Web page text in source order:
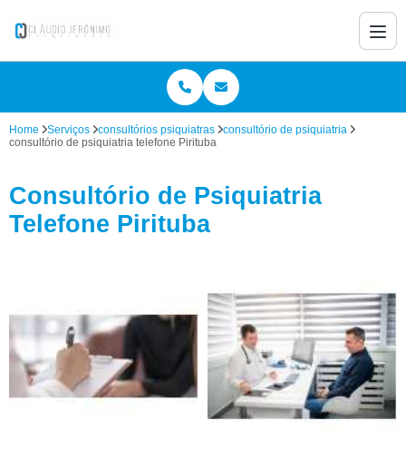
Home Serviços consultórios psiquiatras
consultório de psiquiatria
consultório de psiquiatria telefone Pirituba
Consultório de Psiquiatria
Telefone Pirituba